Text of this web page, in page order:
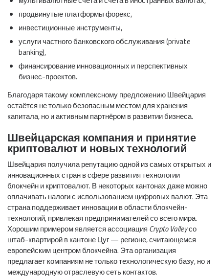
продвинутые платформы форекс,
инвестиционные инструменты,
услуги частного банковского обслуживания (private
banking),
финансирование инновационных и перспективных
бизнес-проектов.
Благодаря такому комплексному предложению Швейцария
остаётся не только безопасным местом для хранения
капитала, но и активным партнёром в развитии бизнеса.
Швейцарская компания и принятие
криптовалют и новых технологий
Швейцария получила репутацию одной из самых открытых и
инновационных стран в сфере развития технологии
блокчейн и криптовалют. В некоторых кантонах даже можно
оплачивать налоги с использованием цифровых валют. Эта
страна поддерживает инновации в области блокчейн-
технологий, привлекая предпринимателей со всего мира.
Хорошим примером является ассоциация CryptoValleyсо
штаб-квартирой в кантоне Цуг — регионе, считающемся
европейским центром блокчейна. Эта организация
предлагает компаниям не только технологическую базу, но и
международную отраслевую сеть контактов.